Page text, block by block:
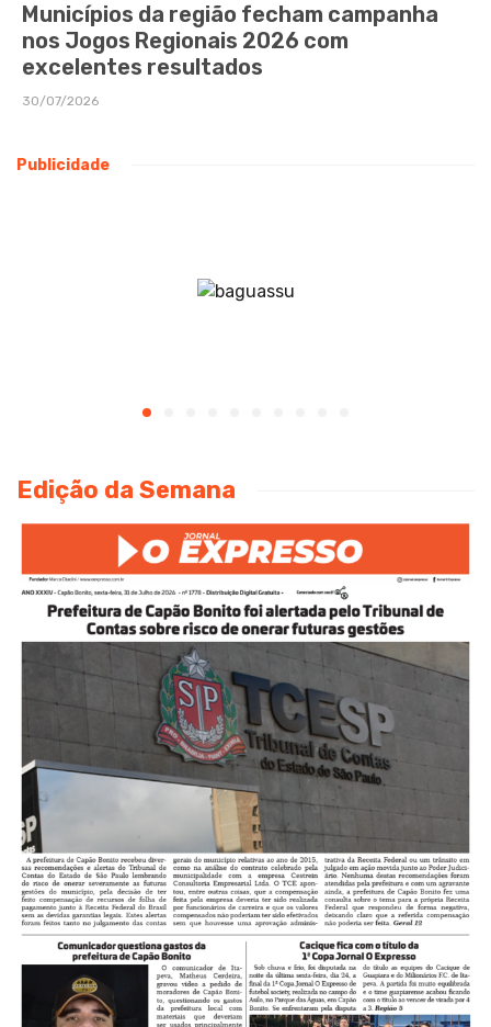
Municípios da região fecham campanha
nos Jogos Regionais 2026 com
excelentes resultados
30/07/2026
Publicidade
Edição da Semana